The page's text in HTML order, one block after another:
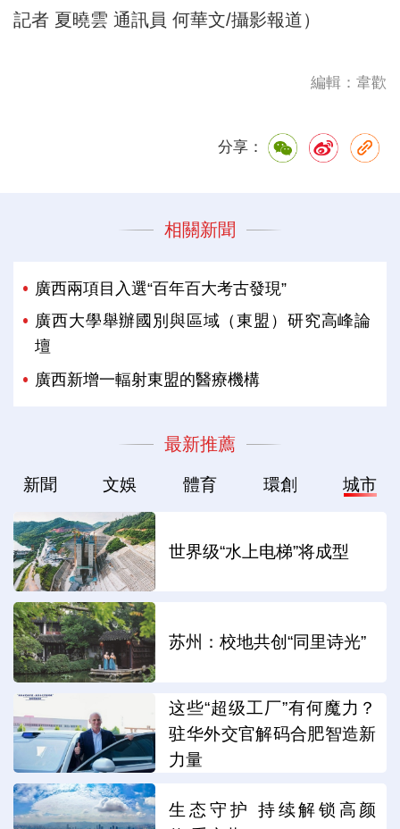
記者 夏曉雲 通訊員 何華文/攝影報道）
編輯：韋歡
分享：
相關新聞
廣西兩項目入選“百年百大考古發現”
廣西大學舉辦國別與區域（東盟）研究高峰論
壇
廣西新增一輻射東盟的醫療機構
最新推薦
新聞 文娛 體育 環創 城市
世界级“水上电梯”将成型
苏州：校地共创“同里诗光”
这些“超级工厂”有何魔力？
驻华外交官解码合肥智造新
力量
生态守护 持续解锁高颜